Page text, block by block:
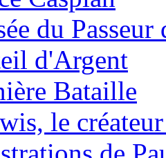
du
d'Argent
Bataille
le